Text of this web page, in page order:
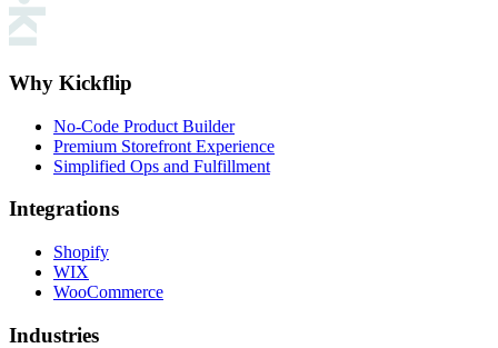
Why Kickflip
No-Code Product Builder
Premium Storefront Experience
Simplified Ops and Fulfillment
Integrations
Shopify
WIX
WooCommerce
Industries